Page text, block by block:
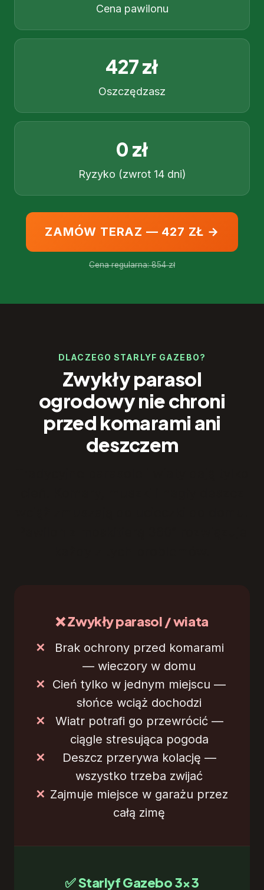
Cena pawilonu
427 zł
Oszczędzasz
0 zł
Ryzyko (zwrot 14 dni)
ZAMÓW TERAZ — 427 ZŁ →
Cena regularna: 854 zł
DLACZEGO STARLYF GAZEBO?
Zwykły parasol
ogrodowy nie chroni
przed komarami ani
deszczem
❌ Zwykły parasol / wiata
Brak ochrony przed komarami
— wieczory w domu
Cień tylko w jednym miejscu —
słońce wciąż dochodzi
Wiatr potrafi go przewrócić —
ciągle stresująca pogoda
Deszcz przerywa kolację —
wszystko trzeba zwijać
Zajmuje miejsce w garażu przez
całą zimę
✅ Starlyf Gazebo 3×3